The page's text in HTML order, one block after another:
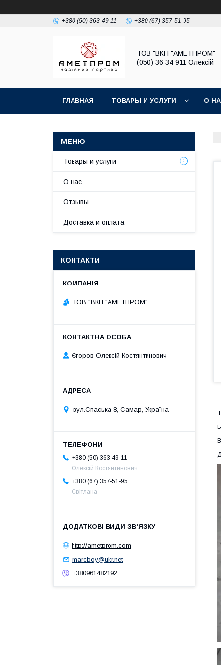
+380 (50) 363-49-11 +380 (67) 357-51-95
ТОВ "ВКП "АМЕТПРОМ" -
(050) 36 34 911 Олексій
ГЛАВНАЯ ТОВАРЫ И УСЛУГИ О
Товары и услуги
О нас
Отзывы
Доставка и оплата
КОНТАКТИ
ТОВ "ВКП "АМЕТПРОМ"
Єгоров Олексій Костянтинович
вул.Спаська 8, Самар, Україна
+380 (50) 363-49-11
Олексій Костянтинович
+380 (67) 357-51-95
Світлана
http://ametprom.com
marcboy@ukr.net
+380961482192